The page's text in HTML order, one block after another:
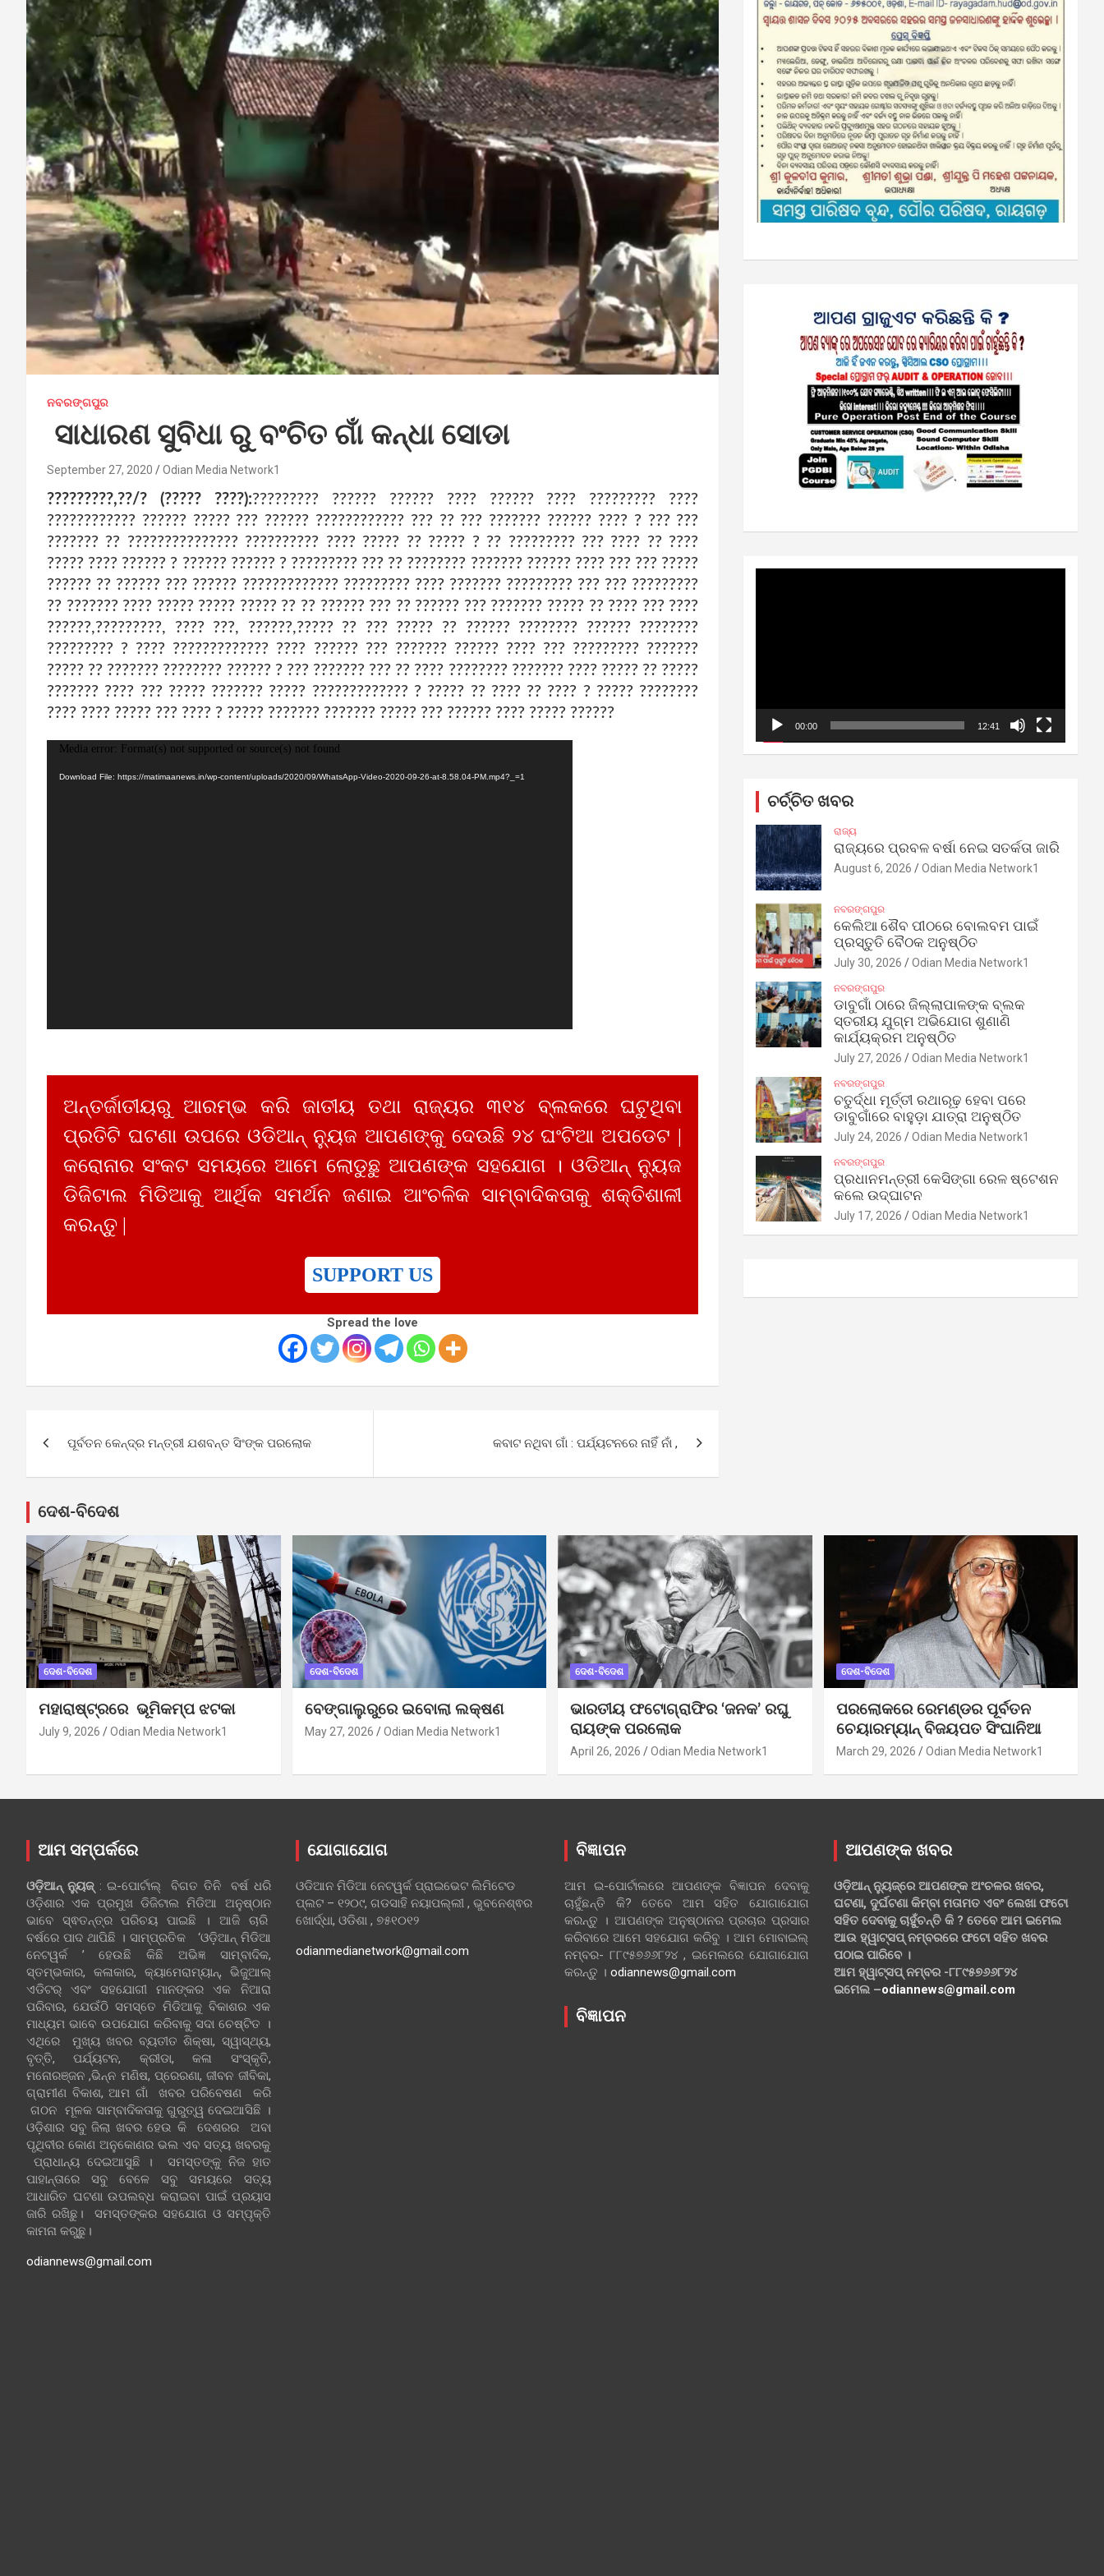
ନବରଙ୍ଗପୁର
ସାଧାରଣ ସୁବିଧା ରୁ ବଂଚିତ ଗାଁ କନ୍ଧା ସୋଡା
September 27, 2020 Odian Media Network1
?????????,??/? (????? ????):????????? ?????? ?????? ???? ?????? ???? ????????? ????
???????????? ?????? ????? ??? ?????? ???????????? ??? ?? ??? ??????? ?????? ???? ? ??? ???
??????? ?? ??????????????? ?????????? ???? ????? ?? ????? ? ?? ????????? ??? ???? ?? ????
????? ???? ?????? ? ?????? ?????? ? ????????? ??? ?? ???????? ??????? ?????? ???? ??? ??? ?????
?????? ?? ?????? ??? ?????? ????????????? ????????? ???? ??????? ????????? ??? ??? ?????????
?? ??????? ???? ????? ????? ????? ?? ?? ?????? ??? ?? ?????? ??? ??????? ????? ?? ???? ??? ????
??????,?????????, ???? ???, ??????,????? ?? ??? ????? ?? ?????? ???????? ?????? ????????
????????? ? ???? ????????????? ???? ?????? ??? ??????? ?????? ???? ??? ????????? ???????
????? ?? ??????? ???????? ?????? ? ??? ??????? ??? ?? ???? ???????? ??????? ???? ????? ?? ?????
??????? ???? ??? ????? ??????? ????? ????????????? ? ????? ?? ???? ?? ???? ? ????? ????????
???? ???? ????? ??? ???? ? ????? ??????? ??????? ????? ??? ?????? ???? ????? ??????
Video
Media error: Format(s) not supported or source(s) not found
Download File: https://matimaanews.in/wp-content/uploads/2020/09/WhatsApp-Video-2020-09-26-at-8.58.04-PM.mp4?_=1
ଅନ୍ତର୍ଜାତୀୟରୁ ଆରମ୍ଭ କରି ଜାତୀୟ ତଥା ରାଜ୍ୟର ୩୧୪ ବ୍ଲକରେ ଘଟୁଥିବା
ପ୍ରତିଟି ଘଟଣା ଉପରେ ଓଡିଆନ୍ ନ୍ୟୁଜ ଆପଣଙ୍କୁ ଦେଉଛି ୨୪ ଘଂଟିଆ ଅପଡେଟ |
କରୋନାର ସଂକଟ ସମୟରେ ଆମେ ଲୋଡୁଛୁ ଆପଣଙ୍କ ସହଯୋଗ । ଓଡିଆନ୍ ନ୍ୟୁଜ
ଡିଜିଟାଲ ମିଡିଆକୁ ଆର୍ଥିକ ସମର୍ଥନ ଜଣାଇ ଆଂଚଳିକ ସାମ୍ବାଦିକତାକୁ ଶକ୍ତିଶାଳୀ
କରନ୍ତୁ |
SUPPORT US
Spread the love
navigation
ପୂର୍ବତନ କେନ୍ଦ୍ର ମନ୍ତ୍ରୀ ଯଶବନ୍ତ ସିଂଙ୍କ ପରଲୋକ କବାଟ ନଥିବା ଗାଁ : ପର୍ଯ୍ୟଟନରେ ନାହିଁ ନାଁ ,
00:00 12:41
ଚର୍ଚ୍ଚିତ ଖବର
ରାଜ୍ୟ
ରାଜ୍ୟରେ ପ୍ରବଳ ବର୍ଷା ନେଇ ସତର୍କତା ଜାରି
August 6, 2026 Odian Media Network1
ନବରଙ୍ଗପୁର
କେଲିଆ ଶୈବ ପୀଠରେ ବୋଲବମ ପାଇଁ
ପ୍ରସ୍ତୁତି ବୈଠକ ଅନୁଷ୍ଠିତ
July 30, 2026 Odian Media Network1
ନବରଙ୍ଗପୁର
ଡାବୁଗାଁ ଠାରେ ଜିଲ୍ଲାପାଳଙ୍କ ବ୍ଲକ
ସ୍ତରୀୟ ଯୁଗ୍ମ ଅଭିଯୋଗ ଶୁଣାଣି
କାର୍ଯ୍ୟକ୍ରମ ଅନୁଷ୍ଠିତ
July 27, 2026 Odian Media Network1
ନବରଙ୍ଗପୁର
ଚତୁର୍ଦ୍ଧା ମୂର୍ତ୍ତୀ ରଥାରୂଢ଼ ହେବା ପରେ
ଡାବୁଗାଁରେ ବାହୁଡ଼ା ଯାତ୍ରା ଅନୁଷ୍ଠିତ
July 24, 2026 Odian Media Network1
ନବରଙ୍ଗପୁର
ପ୍ରଧାନମନ୍ତ୍ରୀ କେସିଙ୍ଗା ରେଳ ଷ୍ଟେଶନ
କଲେ ଉଦ୍‌ଘାଟନ
July 17, 2026 Odian Media Network1
ଦେଶ-ବିଦେଶ
ଦେଶ-ବିଦେଶ
ମହାରାଷ୍ଟ୍ରରେ ଭୂମିକମ୍ପ ଝଟକା
July 9, 2026 Odian Media Network1
ଦେଶ-ବିଦେଶ
ବେଙ୍ଗାଲୁରୁରେ ଇବୋଲା ଲକ୍ଷଣ
May 27, 2026 Odian Media Network1
ଦେଶ-ବିଦେଶ
ଭାରତୀୟ ଫଟୋଗ୍ରାଫିର ‘ଜନକ’ ରଘୁ
ରାୟଙ୍କ ପରଲୋକ
April 26, 2026 Odian Media Network1
ଦେଶ-ବିଦେଶ
ପରଲୋକରେ ରେମଣ୍ଡର ପୂର୍ବତନ
ଚେୟାରମ୍ୟାନ୍ ବିଜୟପତ ସିଂଘାନିଆ
March 29, 2026 Odian Media Network1
ଆମ ସମ୍ପର୍କରେ
ଓଡ଼ିଆନ୍‍ ନ୍ୟୁଜ୍‍: ଇ-ପୋର୍ଟାଲ୍ ବିଗତ ତିନି ବର୍ଷ ଧରି
ଓଡ଼ିଶାର ଏକ ପ୍ରମୁଖ ଡିଜିଟାଲ ମିଡିଆ ଅନୁଷ୍ଠାନ
ଭାବେ ସ୍ଵତନ୍ତ୍ର ପରିଚୟ ପାଇଛି । ଆଜି ଚାରି
ବର୍ଷରେ ପାଦ ଥାପିଛି । ସାମ୍ପ୍ରତିକ ‘ଓଡ଼ିଆନ୍‍ ମିଡିଆ
ନେଟୱର୍କ ’ ହେଉଛି କିଛି ଅଭିଜ୍ଞ ସାମ୍ବାଦିକ,
ସ୍ତମ୍ଭକାର, କଳାକାର, କ୍ୟାମେରାମ୍ୟାନ୍, ଭିଜୁଆଲ୍
ଏଡିଟର୍ ଏବଂ ସହଯୋଗୀ ମାନଙ୍କର ଏକ ନିଆରା
ପରିବାର, ଯେଉଁଠି ସମସ୍ତେ ମିଡିଆକୁ ବିକାଶର ଏକ
ମାଧ୍ୟମ ଭାବେ ଉପଯୋଗ କରିବାକୁ ସଦା ଚେଷ୍ଟିତ ।
ଏଥିରେ ମୁଖ୍ୟ ଖବର ବ୍ୟତୀତ ଶିକ୍ଷା, ସ୍ୱାସ୍ଥ୍ୟ,
ବୃତ୍ତି, ପର୍ଯ୍ୟଟନ, କ୍ରୀଡା, କଳା ସଂସ୍କୃତି,
ମନୋରଞ୍ଜନ ,ଭିନ୍ନ ମଣିଷ, ପ୍ରେରଣା, ଜୀବନ ଜୀବିକା,
ଗ୍ରାମୀଣ ବିକାଶ, ଆମ ଗାଁ ଖବର ପରିବେଷଣ କରି
ଗଠନ ମୂଳକ ସାମ୍ବାଦିକତାକୁ ଗୁରୁତ୍ୱ ଦେଇଆସିଛି ।
ଓଡ଼ିଶାର ସବୁ ଜିଲା ଖବର ହେଉ କି ଦେଶରର ଅବା
ପୃଥିବୀର କୋଣ ଅନୁକୋଣର ଭଲ ଏବ ସତ୍ୟ ଖବରକୁ
ପ୍ରାଧାନ୍ୟ ଦେଇଆସୁଛି । ସମସ୍ତଙ୍କୁ ନିଜ ହାତ
ପାହାନ୍ତାରେ ସବୁ ବେଳେ ସବୁ ସମୟରେ ସତ୍ୟ
ଆଧାରିତ ଘଟଣା ଉପଲବ୍ଧ କରାଇବା ପାଇଁ ପ୍ରୟାସ
ଜାରି ରଖିଛୁ। ସମସ୍ତଙ୍କର ସହଯୋଗ ଓ ସମ୍ପୃକ୍ତି
କାମନା କରୁଛୁ।
odiannews@gmail.com
ଯୋଗାଯୋଗ
ଓଡିଆନ ମିଡିଆ ନେଟୱର୍କ ପ୍ରାଇଭେଟ ଲିମିଟେଡ
ପ୍ଲଟ – ୧୨୦୯, ଗଡସାହି ନୟାପଲ୍ଲୀ , ଭୁବନେଶ୍ଵର
ଖୋର୍ଦ୍ଧା, ଓଡିଶା , ୭୫୧୦୧୨
odianmedianetwork@gmail.com
ବିଜ୍ଞାପନ
ଆମ ଇ-ପୋର୍ଟାଲରେ ଆପଣଙ୍କ ବିଜ୍ଞାପନ ଦେବାକୁ
ଚାହୁଁଛନ୍ତି କି? ତେବେ ଆମ ସହିତ ଯୋଗାଯୋଗ
କରନ୍ତୁ । ଆପଣଙ୍କ ଅନୁଷ୍ଠାନର ପ୍ରଚାର ପ୍ରସାର
କରିବାରେ ଆମେ ସହଯୋଗ କରିବୁ । ଆମ ମୋବାଇଲ୍
ନମ୍ବର- ୮୮୯୫୭୬୬୮୨୪ , ଇମେଲରେ ଯୋଗାଯୋଗ
କରନ୍ତୁ । odiannews@gmail.com
ବିଜ୍ଞାପନ
ଆପଣଙ୍କ ଖବର
ଓଡ଼ିଆନ୍ ନ୍ୟୁଜ୍‌ରେ ଆପଣଙ୍କ ଅଂଚଳର ଖବର,
ଘଟଣା, ଦୁର୍ଘଟଣା କିମ୍ବା ମତାମତ ଏବଂ ଲେଖା ଫଟୋ
ସହିତ ଦେବାକୁ ଚାହୁଁଚନ୍ତି କି ? ତେବେ ଆମ ଇମେଲ
ଆଉ ହ୍ୱାଟ୍‌ସପ୍ ନମ୍ବରରେ ଫଟୋ ସହିତ ଖବର
ପଠାଇ ପାରିବେ ।
ଆମ ହ୍ୱାଟ୍‌ସପ୍ ନମ୍ବର -୮୮୯୫୭୬୬୮୨୪
ଇମେଲ –odiannews@gmail.com